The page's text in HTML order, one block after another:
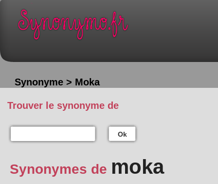
Synonyme > Moka
Trouver le synonyme de
Ok
Synonymes de moka